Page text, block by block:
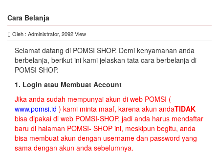
Cara Belanja
Oleh : Administrator, 2092 View
Selamat datang di POMSI SHOP. Demi kenyamanan anda
berbelanja, berikut ini kami jelaskan tata cara berbelanja di
POMSI SHOP.
1. Login atau Membuat Account
Jika anda sudah mempunyai akun di web POMSI (
www.pomsi.id ) kami minta maaf, karena akun andaTIDAK
bisa dipakai di web POMSI-SHOP, jadi anda harus mendaftar
baru di halaman POMSI- SHOP ini, meskipun begitu, anda
bisa membuat akun dengan username dan password yang
sama dengan akun anda sebelumnya.